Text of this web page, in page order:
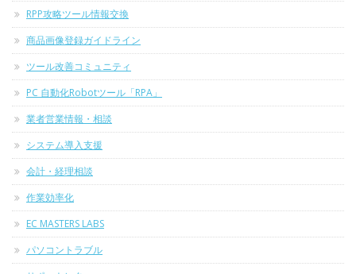
RPP攻略ツール情報交換
商品画像登録ガイドライン
ツール改善コミュニティ
PC 自動化Robotツール「RPA」
業者営業情報・相談
システム導入支援
会計・経理相談
作業効率化
EC MASTERS LABS
パソコントラブル